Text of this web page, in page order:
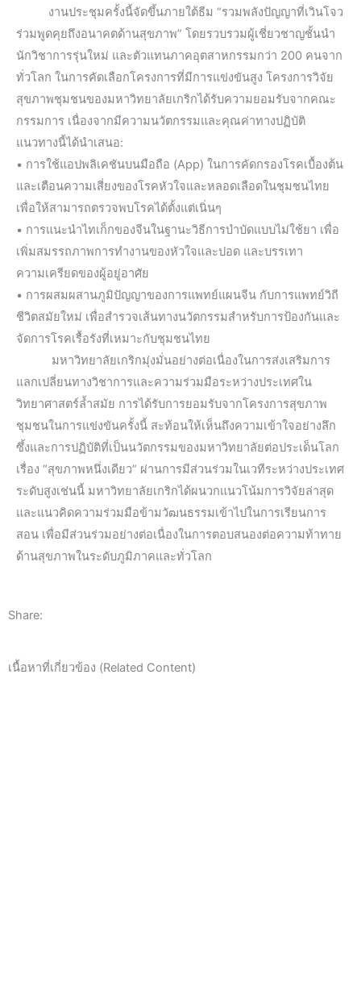
งานประชุมครั้งนี้จัดขึ้นภายใต้ธีม “รวมพลังปัญญาที่เวินโจว
ร่วมพูดคุยถึงอนาคตด้านสุขภาพ” โดยรวบรวมผู้เชี่ยวชาญชั้นนำ
นักวิชาการรุ่นใหม่ และตัวแทนภาคอุตสาหกรรมกว่า 200 คนจาก
ทั่วโลก ในการคัดเลือกโครงการที่มีการแข่งขันสูง โครงการวิจัย
สุขภาพชุมชนของมหาวิทยาลัยเกริกได้รับความยอมรับจากคณะ
กรรมการ เนื่องจากมีความนวัตกรรมและคุณค่าทางปฏิบัติ
แนวทางนี้ได้นำเสนอ:
• การใช้แอปพลิเคชันบนมือถือ (App) ในการคัดกรองโรคเบื้องต้น
และเตือนความเสี่ยงของโรคหัวใจและหลอดเลือดในชุมชนไทย
เพื่อให้สามารถตรวจพบโรคได้ตั้งแต่เนิ่นๆ
• การแนะนำไทเก็กของจีนในฐานะวิธีการบำบัดแบบไม่ใช้ยา เพื่อ
เพิ่มสมรรถภาพการทำงานของหัวใจและปอด และบรรเทา
ความเครียดของผู้อยู่อาศัย
• การผสมผสานภูมิปัญญาของการแพทย์แผนจีน กับการแพทย์วิถี
ชีวิตสมัยใหม่ เพื่อสำรวจเส้นทางนวัตกรรมสำหรับการป้องกันและ
จัดการโรคเรื้อรังที่เหมาะกับชุมชนไทย
มหาวิทยาลัยเกริกมุ่งมั่นอย่างต่อเนื่องในการส่งเสริมการ
แลกเปลี่ยนทางวิชาการและความร่วมมือระหว่างประเทศใน
วิทยาศาสตร์ล้ำสมัย การได้รับการยอมรับจากโครงการสุขภาพ
ชุมชนในการแข่งขันครั้งนี้ สะท้อนให้เห็นถึงความเข้าใจอย่างลึก
ซึ้งและการปฏิบัติที่เป็นนวัตกรรมของมหาวิทยาลัยต่อประเด็นโลก
เรื่อง “สุขภาพหนึ่งเดียว” ผ่านการมีส่วนร่วมในเวทีระหว่างประเทศ
ระดับสูงเช่นนี้ มหาวิทยาลัยเกริกได้ผนวกแนวโน้มการวิจัยล่าสุด
และแนวคิดความร่วมมือข้ามวัฒนธรรมเข้าไปในการเรียนการ
สอน เพื่อมีส่วนร่วมอย่างต่อเนื่องในการตอบสนองต่อความท้าทาย
ด้านสุขภาพในระดับภูมิภาคและทั่วโลก
Share:
เนื้อหาที่เกี่ยวข้อง (Related Content)